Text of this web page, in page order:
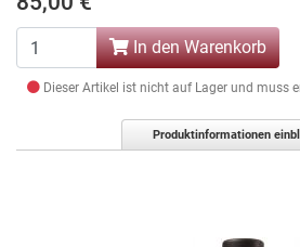
In den Warenkorb
Dieser Artikel ist nicht auf Lager und muss
Produktinformationen